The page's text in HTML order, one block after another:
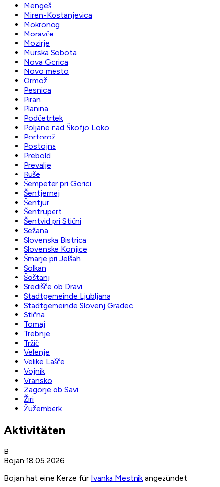
Mengeš
Miren-Kostanjevica
Mokronog
Moravče
Mozirje
Murska Sobota
Nova Gorica
Novo mesto
Ormož
Pesnica
Piran
Planina
Podčetrtek
Poljane nad Škofjo Loko
Portorož
Postojna
Prebold
Prevalje
Ruše
Šempeter pri Gorici
Šentjernej
Šentjur
Šentrupert
Šentvid pri Stični
Sežana
Slovenska Bistrica
Slovenske Konjice
Šmarje pri Jelšah
Solkan
Šoštanj
Središče ob Dravi
Stadtgemeinde Ljubljana
Stadtgemeinde Slovenj Gradec
Stična
Tomaj
Trebnje
Tržič
Velenje
Velike Lašče
Vojnik
Vransko
Zagorje ob Savi
Žiri
Žužemberk
Aktivitäten
B
Bojan·18.05.2026
Bojan hat eine Kerze für Ivanka Mestnikangezündet